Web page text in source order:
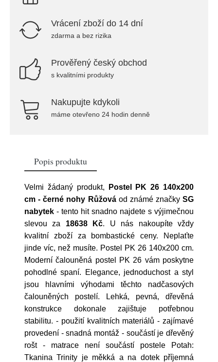
Vrácení zboží do 14 dní
zdarma a bez rizika
Prověřený český obchod
s kvalitními produkty
Nakupujte kdykoli
máme otevřeno 24 hodin denně
Popis produktu
Velmi žádaný produkt,
Postel PK 26 140x200
cm - černé nohy Růžováod známé značky SG
nabytek - tento hit snadno najdete s výjimečnou
slevou za 18638 Kč. U nás nakoupíte vždy
kvalitní zboží za bombastické ceny. Neplaťte
jinde víc, než musíte. Postel PK 26 140x200 cm.
Moderní čalouněná postel PK 26 vám poskytne
pohodlné spaní. Elegance, jednoduchost a styl
jsou hlavními výhodami těchto nadčasových
čalouněných postelí. Lehká, pevná, dřevěná
konstrukce dokonale zajištuje potřebnou
stabilitu. - použití kvalitních materiálů - zajímavé
provedení - snadná montáž - součástí je dřevěný
rošt - matrace není součástí postele Potah:
Tkanina Trinity je měkká a na dotek příjemná